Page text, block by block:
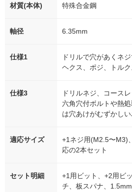
材質(本体) 特殊合金鋼
軸径 6.35mm
仕様1
ドリルで穴があくネ
ヘクス、ポジ、トル
仕様3
ドリルネジ、コース
六角穴付ボルトや熱
は穴あけがむずかし
適応サイズ
+1ネジ用(M2.5〜M3)
応の2本セット
セット明細
+1用ビット、+2用ビ
チ、板スパナ、